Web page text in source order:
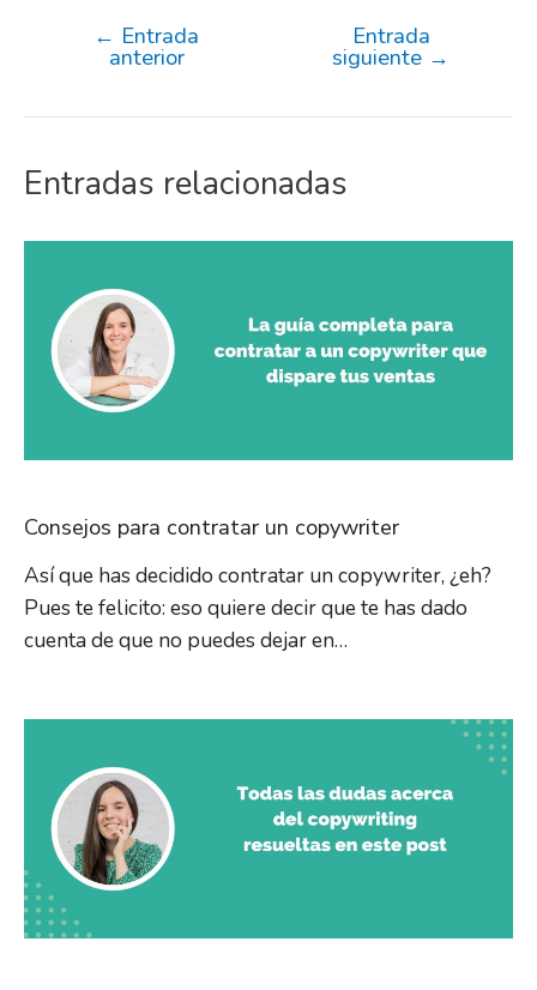
← Entrada
anterior
Entrada
siguiente →
Entradas relacionadas
Consejos para contratar un copywriter
Así que has decidido contratar un copywriter, ¿eh?
Pues te felicito: eso quiere decir que te has dado
cuenta de que no puedes dejar en…